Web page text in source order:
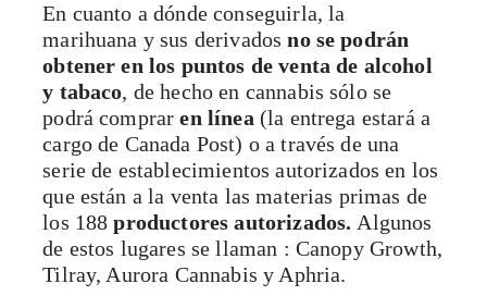
En cuanto a dónde conseguirla, la
marihuana y sus derivados no se podrán
obtener en los puntos de venta de alcohol
y tabaco, de hecho en cannabis sólo se
podrá compraren línea (la entrega estará a
cargo de Canada Post) o a través de una
serie de establecimientos autorizados en los
que están a la venta las materias primas de
los 188productores autorizados. Algunos
de estos lugares se llaman : Canopy Growth,
Tilray, Aurora Cannabis y Aphria.